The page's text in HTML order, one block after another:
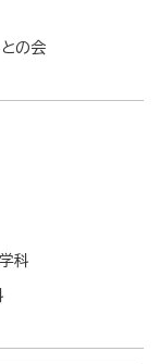
の会
科